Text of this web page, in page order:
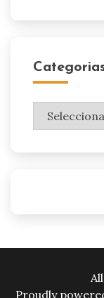
Categorias
Proudly